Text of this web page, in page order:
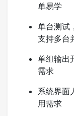
单易学
单台测试
支持多台
单组输出
需求
系统界面
用需求